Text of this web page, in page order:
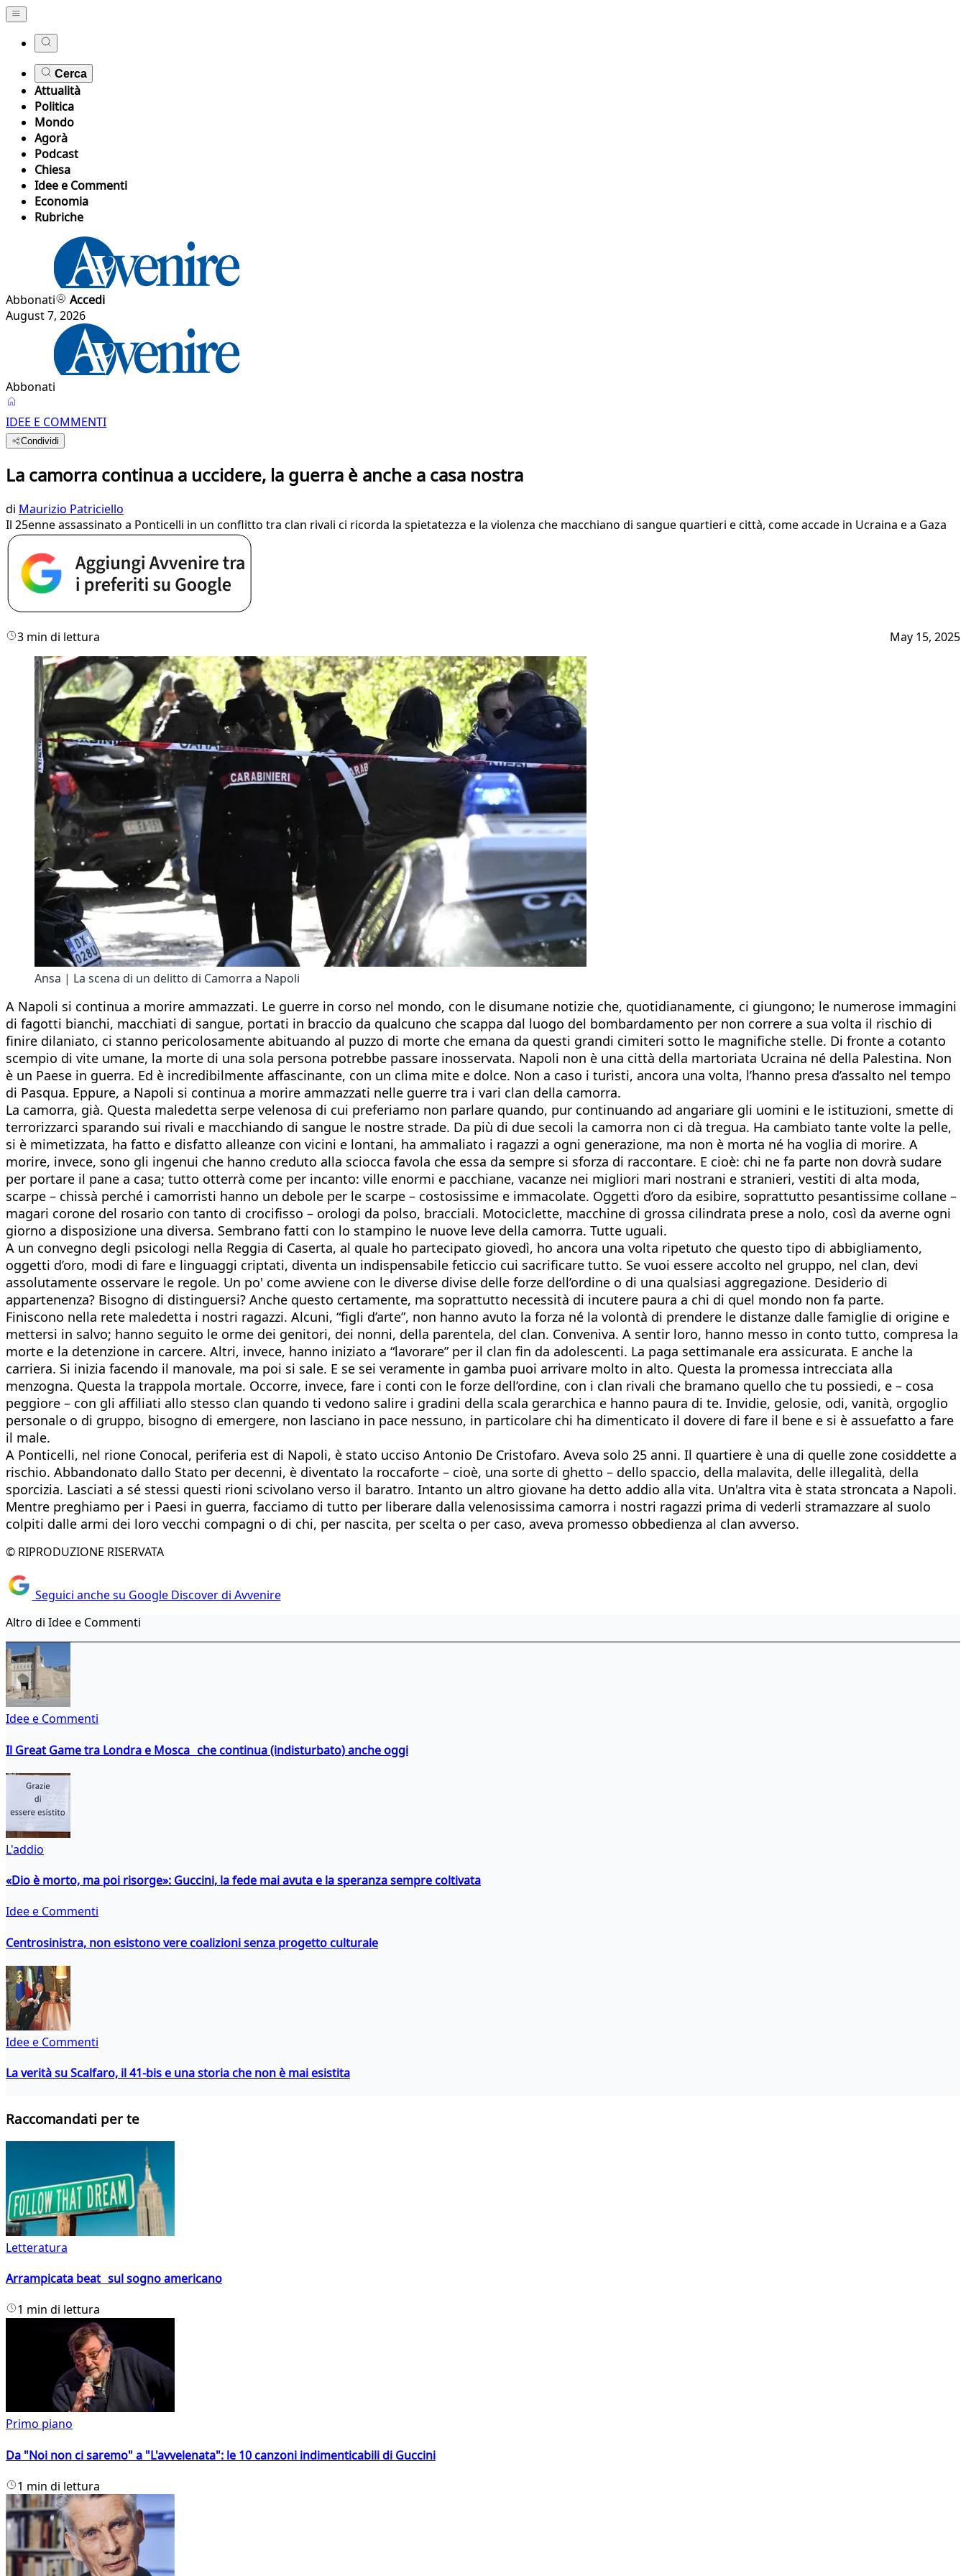
Cerca
Attualità
Politica
Mondo
Agorà
Podcast
Chiesa
Idee e Commenti
Economia
Rubriche
Abbonati
Accedi
August 7, 2026
Abbonati
IDEE E COMMENTI
Condividi
La camorra continua a uccidere, la guerra è anche a casa nostra
di Maurizio Patriciello
Il 25enne assassinato a Ponticelli in un conflitto tra clan rivali ci ricorda la spietatezza e la violenza che macchiano di sangue quartieri e città, come accade in Ucraina e a Gaza
3 min di lettura May 15, 2025
Ansa | La scena di un delitto di Camorra a Napoli
A Napoli si continua a morire ammazzati. Le guerre in corso nel mondo, con le disumane notizie che, quotidianamente, ci giungono; le numerose immagini
di fagotti bianchi, macchiati di sangue, portati in braccio da qualcuno che scappa dal luogo del bombardamento per non correre a sua volta il rischio di
finire dilaniato, ci stanno pericolosamente abituando al puzzo di morte che emana da questi grandi cimiteri sotto le magnifiche stelle. Di fronte a cotanto
scempio di vite umane, la morte di una sola persona potrebbe passare inosservata. Napoli non è una città della martoriata Ucraina né della Palestina. Non
è un Paese in guerra. Ed è incredibilmente affascinante, con un clima mite e dolce. Non a caso i turisti, ancora una volta, l’hanno presa d’assalto nel tempo
di Pasqua. Eppure, a Napoli si continua a morire ammazzati nelle guerre tra i vari clan della camorra.
La camorra, già. Questa maledetta serpe velenosa di cui preferiamo non parlare quando, pur continuando ad angariare gli uomini e le istituzioni, smette di
terrorizzarci sparando sui rivali e macchiando di sangue le nostre strade. Da più di due secoli la camorra non ci dà tregua. Ha cambiato tante volte la pelle,
si è mimetizzata, ha fatto e disfatto alleanze con vicini e lontani, ha ammaliato i ragazzi a ogni generazione, ma non è morta né ha voglia di morire. A
morire, invece, sono gli ingenui che hanno creduto alla sciocca favola che essa da sempre si sforza di raccontare. E cioè: chi ne fa parte non dovrà sudare
per portare il pane a casa; tutto otterrà come per incanto: ville enormi e pacchiane, vacanze nei migliori mari nostrani e stranieri, vestiti di alta moda,
scarpe – chissà perché i camorristi hanno un debole per le scarpe – costosissime e immacolate. Oggetti d’oro da esibire, soprattutto pesantissime collane –
magari corone del rosario con tanto di crocifisso – orologi da polso, bracciali. Motociclette, macchine di grossa cilindrata prese a nolo, così da averne ogni
giorno a disposizione una diversa. Sembrano fatti con lo stampino le nuove leve della camorra. Tutte uguali.
A un convegno degli psicologi nella Reggia di Caserta, al quale ho partecipato giovedì, ho ancora una volta ripetuto che questo tipo di abbigliamento,
oggetti d’oro, modi di fare e linguaggi criptati, diventa un indispensabile feticcio cui sacrificare tutto. Se vuoi essere accolto nel gruppo, nel clan, devi
assolutamente osservare le regole. Un po' come avviene con le diverse divise delle forze dell’ordine o di una qualsiasi aggregazione. Desiderio di
appartenenza? Bisogno di distinguersi? Anche questo certamente, ma soprattutto necessità di incutere paura a chi di quel mondo non fa parte.
Finiscono nella rete maledetta i nostri ragazzi. Alcuni, “figli d’arte”, non hanno avuto la forza né la volontà di prendere le distanze dalle famiglie di origine e
mettersi in salvo; hanno seguito le orme dei genitori, dei nonni, della parentela, del clan. Conveniva. A sentir loro, hanno messo in conto tutto, compresa la
morte e la detenzione in carcere. Altri, invece, hanno iniziato a “lavorare” per il clan fin da adolescenti. La paga settimanale era assicurata. E anche la
carriera. Si inizia facendo il manovale, ma poi si sale. E se sei veramente in gamba puoi arrivare molto in alto. Questa la promessa intrecciata alla
menzogna. Questa la trappola mortale. Occorre, invece, fare i conti con le forze dell’ordine, con i clan rivali che bramano quello che tu possiedi, e – cosa
peggiore – con gli affiliati allo stesso clan quando ti vedono salire i gradini della scala gerarchica e hanno paura di te. Invidie, gelosie, odi, vanità, orgoglio
personale o di gruppo, bisogno di emergere, non lasciano in pace nessuno, in particolare chi ha dimenticato il dovere di fare il bene e si è assuefatto a fare
il male.
A Ponticelli, nel rione Conocal, periferia est di Napoli, è stato ucciso Antonio De Cristofaro. Aveva solo 25 anni. Il quartiere è una di quelle zone cosiddette a
rischio. Abbandonato dallo Stato per decenni, è diventato la roccaforte – cioè, una sorte di ghetto – dello spaccio, della malavita, delle illegalità, della
sporcizia. Lasciati a sé stessi questi rioni scivolano verso il baratro. Intanto un altro giovane ha detto addio alla vita. Un'altra vita è stata stroncata a Napoli.
Mentre preghiamo per i Paesi in guerra, facciamo di tutto per liberare dalla velenosissima camorra i nostri ragazzi prima di vederli stramazzare al suolo
colpiti dalle armi dei loro vecchi compagni o di chi, per nascita, per scelta o per caso, aveva promesso obbedienza al clan avverso.
© RIPRODUZIONE RISERVATA
Seguici anche su Google Discover di Avvenire
Altro di Idee e Commenti
Idee e Commenti
Il Great Game tra Londra e Mosca che continua (indisturbato) anche oggi
L'addio
«Dio è morto, ma poi risorge»: Guccini, la fede mai avuta e la speranza sempre coltivata
Idee e Commenti
Centrosinistra, non esistono vere coalizioni senza progetto culturale
Idee e Commenti
La verità su Scalfaro, il 41-bis e una storia che non è mai esistita
Raccomandati per te
Letteratura
Arrampicata beat sul sogno americano
1 min di lettura
Primo piano
Da "Noi non ci saremo" a "L'avvelenata": le 10 canzoni indimenticabili di Guccini
1 min di lettura